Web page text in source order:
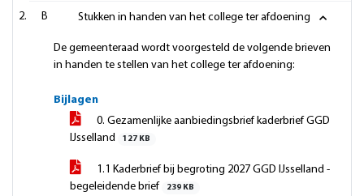
B Stukken in handen van het college ter afdoening
De gemeenteraad wordt voorgesteld de volgende brieven
in handen te stellen van het college ter afdoening:
Bijlagen
0. Gezamenlijke aanbiedingsbrief kaderbrief GGD
IJsselland
127 KB
1.1 Kaderbrief bij begroting 2027 GGD IJsselland -
begeleidende brief
239 KB